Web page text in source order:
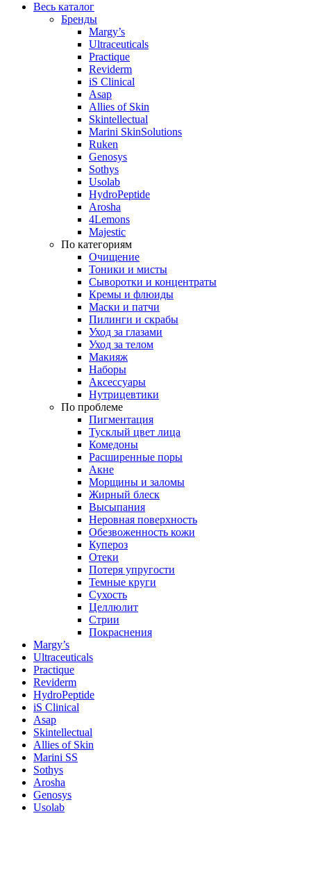
Весь каталог
Бренды
Margy’s
Ultraceuticals
Practique
Reviderm
iS Clinical
Asap
Allies of Skin
Skintellectual
Marini SkinSolutions
Ruken
Genosys
Sothys
Usolab
HydroPeptide
Arosha
4Lemons
Majestic
По категориям
Очищение
Тоники и мисты
Сыворотки и концентраты
Кремы и флюиды
Маски и патчи
Пилинги и скрабы
Уход за глазами
Уход за телом
Макияж
Наборы
Аксессуары
Нутрицевтики
По проблеме
Пигментация
Тусклый цвет лица
Комедоны
Расширенные поры
Акне
Морщины и заломы
Жирный блеск
Высыпания
Неровная поверхность
Обезвоженность кожи
Купероз
Отеки
Потеря упругости
Темные круги
Сухость
Целлюлит
Стрии
Покраснения
Margy’s
Ultraceuticals
Practique
Reviderm
HydroPeptide
iS Clinical
Asap
Skintellectual
Allies of Skin
Marini SS
Sothys
Arosha
Genosys
Usolab